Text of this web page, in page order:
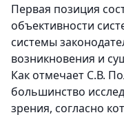
Первая позиция
объективности
системы
возникновения и
Как отмечает С.В.
большинство
зрения, согласно